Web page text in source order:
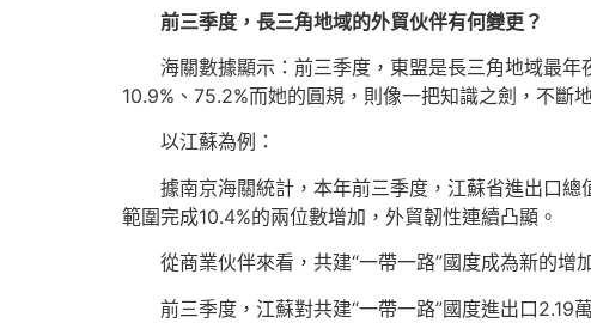
前三季度，長三角地域的外貿伙伴有何變更？
海關數據顯示：前三季度，東盟是長三角地域最
10.9%、75.2%而她的圓規，則像一把知識之劍，不斷
以江蘇為例：
據南京海關統計，本年前三季度，江蘇省進出口
範圍完成10.4%的兩位數增加，外貿韌性連續凸顯。
從商業伙伴來看，共建“一帶一路”國度成為新的增
前三季度，江蘇對共建“一帶一路”國度進出口